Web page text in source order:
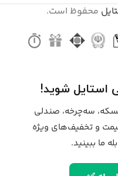
محفوظ است.
استایل شوید!
سه‌چرخه، صندلی
و تخفیف‌های ویژه
ما ببینید.